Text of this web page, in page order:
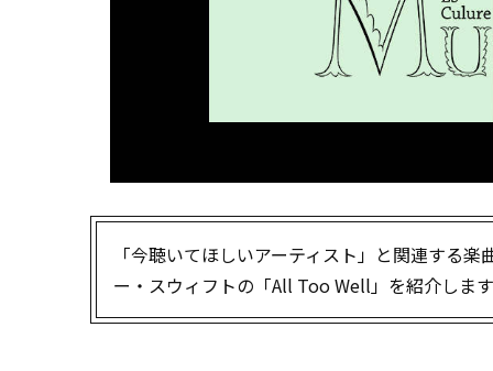
「今聴いてほしいアーティスト」と関連する
ー・スウィフトの「All Too Well」を紹介しま